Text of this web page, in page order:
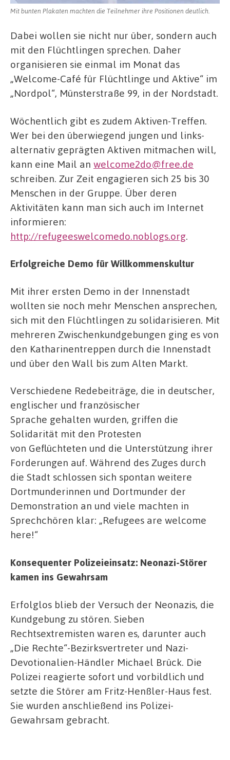
Mit bunten Plakaten machten die Teilnehmer ihre Positionen deutlich.
Dabei wollen sie nicht nur über, sondern auch
mit den Flüchtlingen sprechen. Daher
organisieren sie einmal im Monat das
„Welcome-Café für Flüchtlinge und Aktive“ im
„Nordpol“, Münsterstraße 99, in der Nordstadt.
Wöchentlich gibt es zudem Aktiven-Treffen.
Wer bei den überwiegend jungen und links-
alternativ geprägten Aktiven mitmachen will,
kann eine Mail an welcome2do@free.de
schreiben. Zur Zeit engagieren sich 25 bis 30
Menschen in der Gruppe. Über deren
Aktivitäten kann man sich auch im Internet
informieren:
http://refugeeswelcomedo.noblogs.org.
Erfolgreiche Demo für Willkommenskultur
Mit ihrer ersten Demo in der Innenstadt
wollten sie noch mehr Menschen ansprechen,
sich mit den Flüchtlingen zu solidarisieren. Mit
mehreren Zwischenkundgebungen ging es von
den Katharinentreppen durch die Innenstadt
und über den Wall bis zum Alten Markt.
Verschiedene Redebeiträge, die in deutscher,
englischer und französischer
Sprache gehalten wurden, griffen die
Solidarität mit den Protesten
von Geflüchteten und die Unterstützung ihrer
Forderungen auf. Während des Zuges durch
die Stadt schlossen sich spontan weitere
Dortmunderinnen und Dortmunder der
Demonstration an und viele machten in
Sprechchören klar: „Refugees are welcome
here!“
Konsequenter Polizeieinsatz: Neonazi-Störer
kamen ins Gewahrsam
Erfolglos blieb der Versuch der Neonazis, die
Kundgebung zu stören. Sieben
Rechtsextremisten waren es, darunter auch
„Die Rechte“-Bezirksvertreter und Nazi-
Devotionalien-Händler Michael Brück. Die
Polizei reagierte sofort und vorbildlich und
setzte die Störer am Fritz-Henßler-Haus fest.
Sie wurden anschließend ins Polizei-
Gewahrsam gebracht.